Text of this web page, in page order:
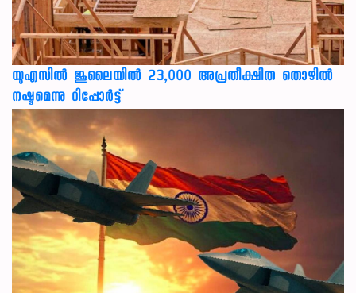
യുഎസില്‍ ജൂലൈയില്‍ 23,000 അപ്രതീക്ഷിത തൊഴില്‍
നഷ്ടമെന്നു റിപ്പോര്‍ട്ട്